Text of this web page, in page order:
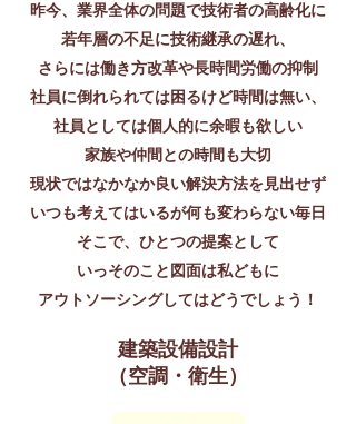
昨今、業界全体の問題で技術者の高齢化に
若年層の不足に技術継承の遅れ、
さらには働き方改革や長時間労働の抑制
社員に倒れられては困るけど時間は無い、
社員としては個人的に余暇も欲しい
家族や仲間との時間も大切
現状ではなかなか良い解決方法を見出せず
いつも考えてはいるが何も変わらない毎日
​そこで、ひとつの提案として
いっそのこと図面は私どもに
アウトソーシングしてはどうでしょう！
建築設備設計
​（空調・衛生）